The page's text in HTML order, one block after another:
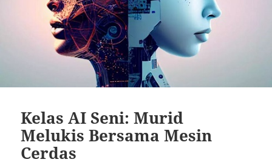
Kelas AI Seni: Murid
Melukis Bersama Mesin
Cerdas